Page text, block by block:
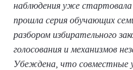
наблюдения уже
прошла серия обучающих
разбором избирательного
голосования и механизмов
Убеждена, что совместные